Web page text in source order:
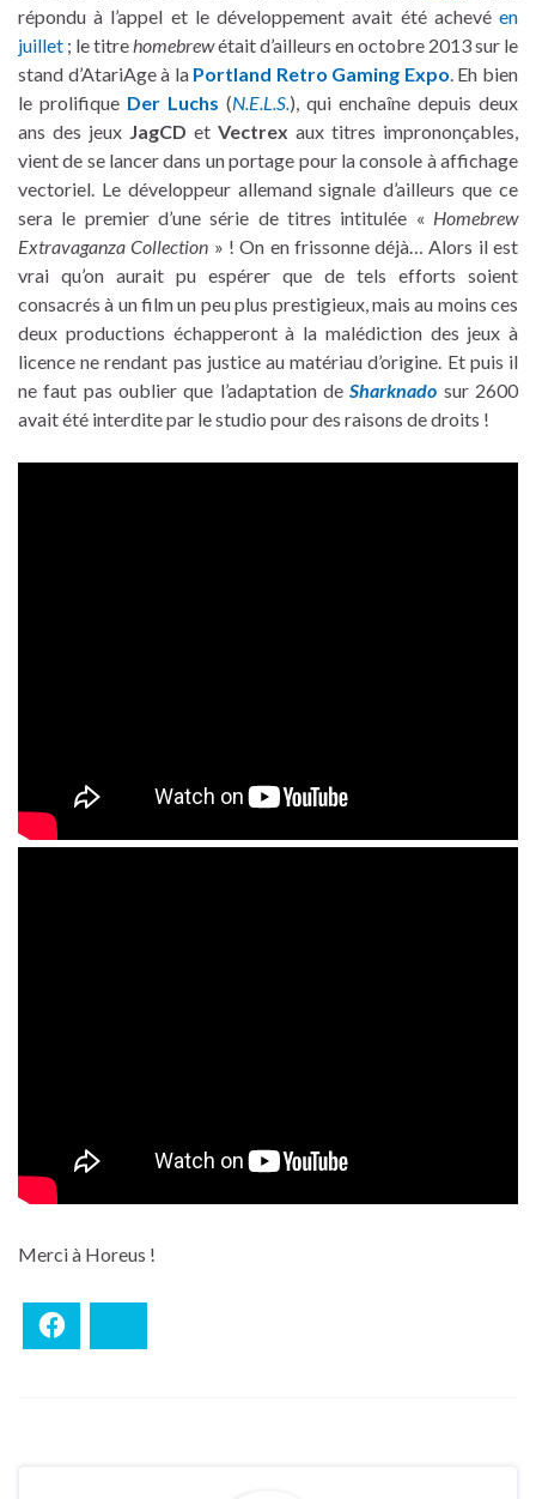
répondu à l’appel et le développement avait été achevé en
juillet ; le titrehomebrewétait d’ailleurs en octobre 2013 sur le
stand d’AtariAge à la Portland Retro Gaming Expo. Eh bien
le prolifique Der Luchs (N.E.L.S.), qui enchaîne depuis deux
ans des jeux JagCD et Vectrex aux titres imprononçables,
vient de se lancer dans un portage pour la console à affichage
vectoriel. Le développeur allemand signale d’ailleurs que ce
sera le premier d’une série de titres intitulée « Homebrew
Extravaganza Collection » ! On en frissonne déjà… Alors il est
vrai qu’on aurait pu espérer que de tels efforts soient
consacrés à un film un peu plus prestigieux, mais au moins ces
deux productions échapperont à la malédiction des jeux à
licence ne rendant pas justice au matériau d’origine. Et puis il
ne faut pas oublier que l’adaptation deSharknado sur 2600
avait été interdite par le studio pour des raisons de droits !
Merci à Horeus !